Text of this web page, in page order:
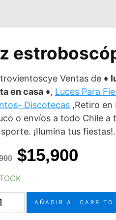
Ventas de ♦
en casa ♦, Luces Para
Discotecas ,Retiro en
o envíos a todo Chile a
¡Ilumina tus
El
precio
original
era:
$15,900
es:
AÑADIR AL CARRITO